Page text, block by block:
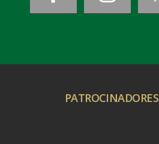
PATROCINADORES